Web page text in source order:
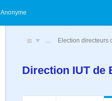
Anonyme
… Election directeurs
Direction IUT de